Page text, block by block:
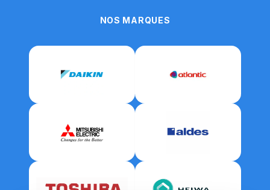
NOS MARQUES